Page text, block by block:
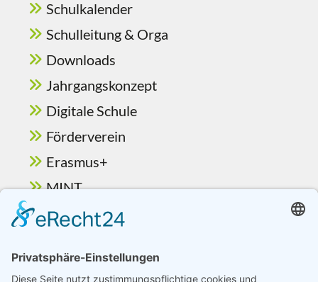
Schulkalender
Schulleitung & Orga
Downloads
Jahrgangskonzept
Digitale Schule
Förderverein
Erasmus+
MINT
Ganztag & Betreuung
Schulelternbeirat